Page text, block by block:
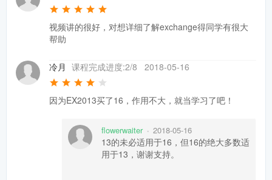
视频讲的很好，对想详细了解exchange得同学有很大
帮助
冷月 课程完成进度:2/8 2018-05-16
因为EX2013买了16，作用不大，就当学习了吧！
flowerwaiter • 2018-05-16
13的未必适用于16，但16的绝大多数适
用于13，谢谢支持。